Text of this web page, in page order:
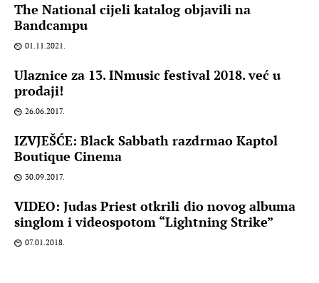
The National cijeli katalog objavili na
Bandcampu
01.11.2021.
Ulaznice za 13. INmusic festival 2018. već u
prodaji!
26.06.2017.
IZVJEŠĆE: Black Sabbath razdrmao Kaptol
Boutique Cinema
30.09.2017.
VIDEO: Judas Priest otkrili dio novog albuma
singlom i videospotom “Lightning Strike”
07.01.2018.